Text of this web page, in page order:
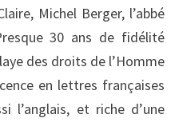
Michel Berger, l’abbé
30 ans de fidélité
des droits de l’Homme
en lettres françaises
l’anglais, et riche d’une